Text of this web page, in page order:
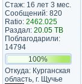
Стаж: 16 лет 3 мес.
Сообщений: 820
Ratio: 2462.025
Раздал: 20.05 TB
Поблагодарили:
14794
100%
Откуда: Курганская
область, г. Щучье